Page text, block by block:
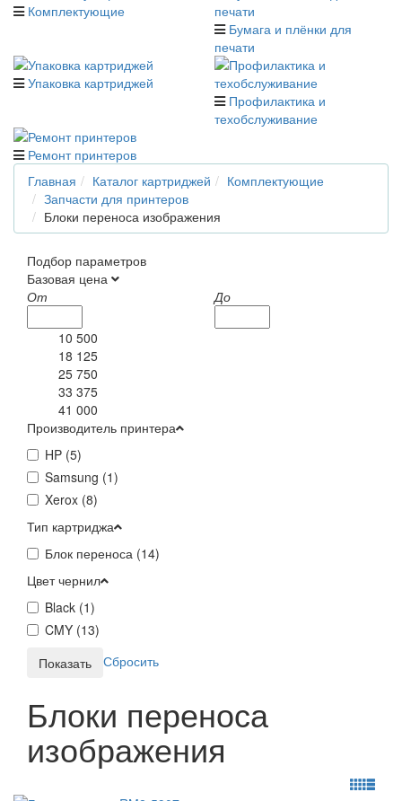
Комплектующие
Бумага и плёнки для
печати
Упаковка картриджей
Профилактика и
техобслуживание
Ремонт принтеров
Главная
Каталог картриджей
Комплектующие
Запчасти для принтеров
Блоки переноса изображения
Подбор параметров
Базовая цена
От
До
10 500
18 125
25 750
33 375
41 000
Производитель принтера
HP (5)
Samsung (1)
Xerox (8)
Тип картриджа
Блок переноса (14)
Цвет чернил
Black (1)
CMY (13)
Сбросить
Блоки переноса
изображения